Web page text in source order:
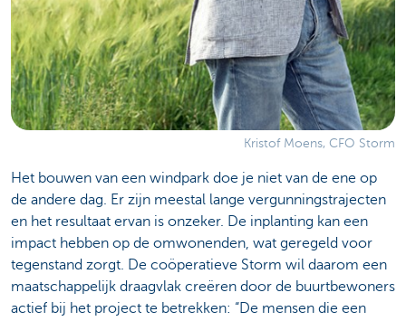
Kristof Moens, CFO Storm
Het bouwen van een windpark doe je niet van de ene op
de andere dag. Er zijn meestal lange vergunningstrajecten
en het resultaat ervan is onzeker. De inplanting kan een
impact hebben op de omwonenden, wat geregeld voor
tegenstand zorgt. De coöperatieve Storm wil daarom een
maatschappelijk draagvlak creëren door de buurtbewoners
actief bij het project te betrekken: “De mensen die een